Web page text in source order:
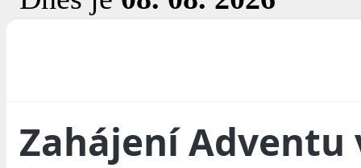
Zahájení Adventu